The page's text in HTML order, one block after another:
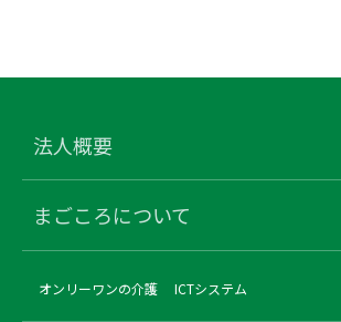
法人概要
まごころについて
オンリーワンの介護 ICTシステム